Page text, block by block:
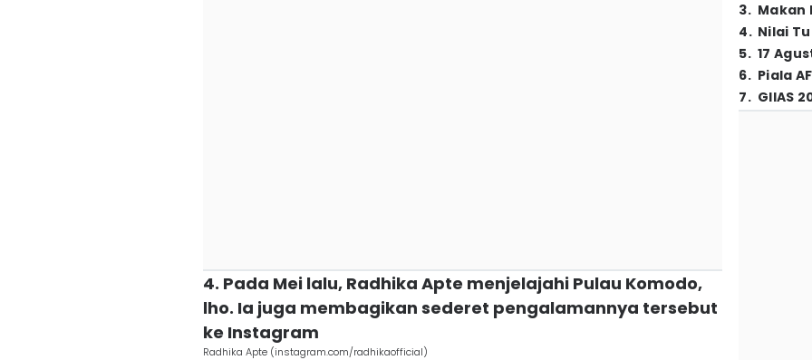
4. Pada Mei lalu, Radhika Apte menjelajahi Pulau Komodo,
lho. Ia juga membagikan sederet pengalamannya tersebut
ke Instagram
Radhika Apte (instagram.com/radhikaofficial)
3. Makan
4. Nilai
5. 17
6. Piala
7. GIIAS